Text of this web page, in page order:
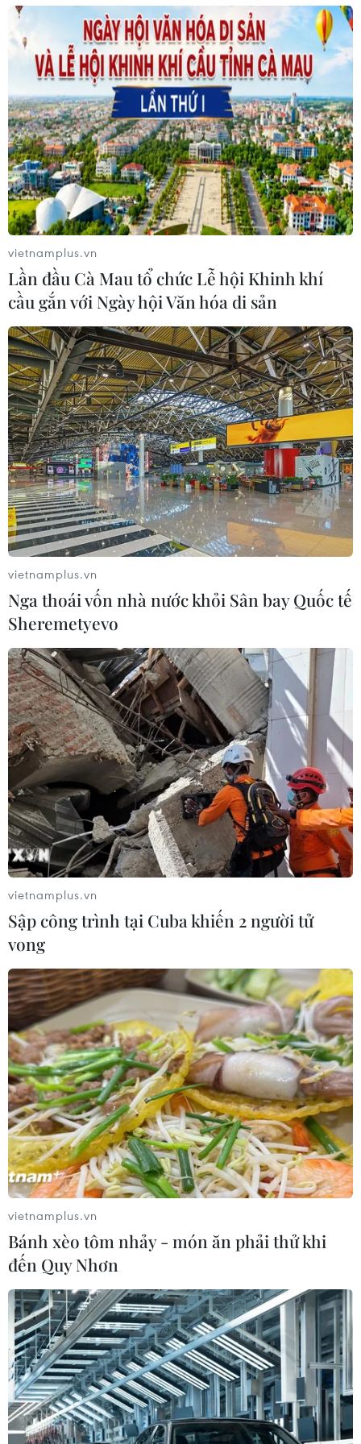
TIN CÙNG CHUYÊN MỤC
Thanh Hóa công khai danh sách gần
880 đơn vị chậm đóng bảo hiểm
07/08/2026 01:49
vietnamplus.vn
Lần đầu Cà Mau tổ chức Lễ hội Khinh khí
cầu gắn với Ngày hội Văn hóa di sản
vietnamplus.vn
Nga thoái vốn nhà nước khỏi Sân bay Quốc tế
Sheremetyevo
vietnamplus.vn
Sập công trình tại Cuba khiến 2 người tử
vong
vietnamplus.vn
Bánh xèo tôm nhảy - món ăn phải thử khi
đến Quy Nhơn